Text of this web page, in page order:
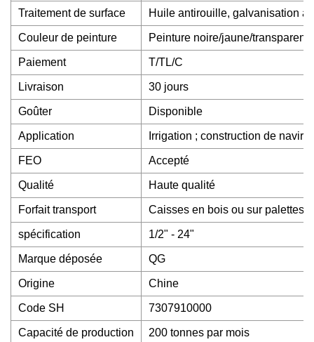
Traitement de surface Huile antirouille, galvanisation à
Couleur de peinture Peinture noire/jaune/transparente
Paiement T/TL/C
Livraison 30 jours
Goûter Disponible
Application Irrigation ; construction de
FEO Accepté
Qualité Haute qualité
Forfait transport Caisses en bois ou sur palettes
spécification 1/2" - 24"
Marque déposée QG
Origine Chine
Code SH 7307910000
Capacité de production 200 tonnes par mois